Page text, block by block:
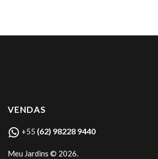
VENDAS
+55 (62) 98228 9440
Meu Jardins © 2026.